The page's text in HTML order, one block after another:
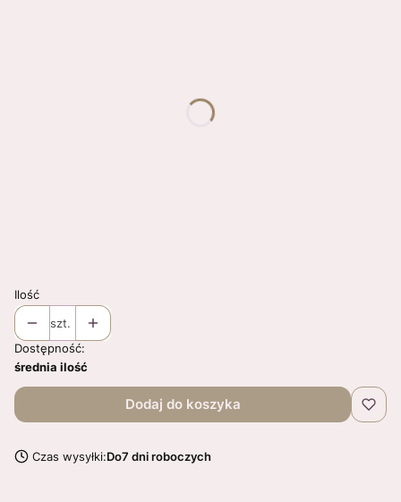
Ilość
szt.
Dostępność:
średnia ilość
Dodaj do koszyka
Czas wysyłki:Do7 dni roboczych